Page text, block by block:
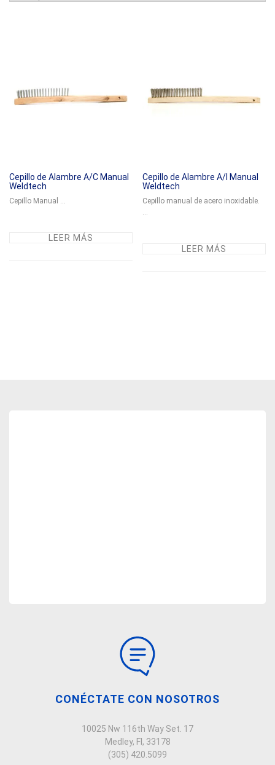
Cepillo de Alambre A/C Manual
Weldtech
Cepillo Manual ...
LEER MÁS
Cepillo de Alambre A/I Manual
Weldtech
Cepillo manual de acero inoxidable.
LEER MÁS
CONÉCTATE CON NOSOTROS
10025 Nw 116th Way Set. 17
Medley, Fl, 33178
(305) 420.5099